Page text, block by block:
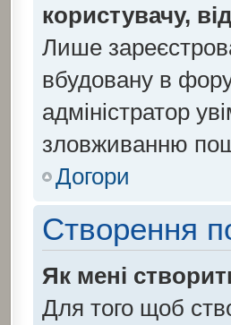
користувачу,
Лише
вбудовану в
адміністратор
зловживанню
Догори
Створення
Як мені
Для того щоб